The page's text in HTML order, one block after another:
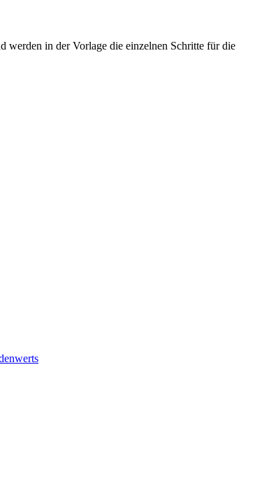
werden in der Vorlage die einzelnen Schritte für die